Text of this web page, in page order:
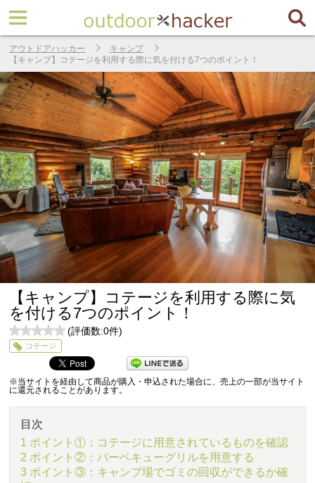
アウトドアハッカー
キャンプ
【キャンプ】コテージを利用する際に気を付ける7つのポイント！
【キャンプ】コテージを利用する際に気
を付ける7つのポイント！
0
5
(評価数:0件)
コテージ
※当サイトを経由して商品が購入・申込された場合に、売上の一部が当サイト
に還元されることがあります。
目次
1 ポイント①：コテージに用意されているものを確認
2 ポイント②：バーベキューグリルを用意する
3 ポイント③：キャンプ場でゴミの回収ができるか確